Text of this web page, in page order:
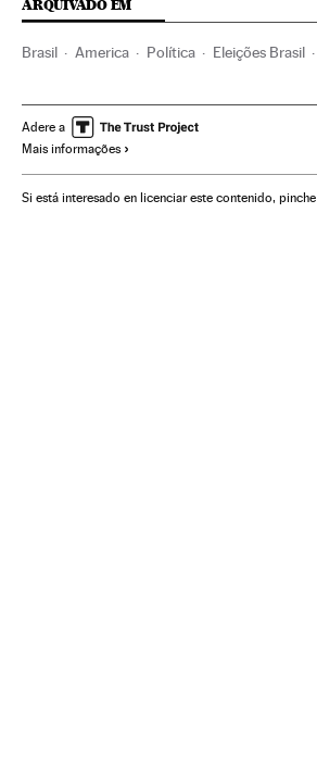
ARQUIVADO EM
Brasil America Política Eleições Brasil
Adere a
Mais informações
Si está interesado en licenciar este contenido, pinche